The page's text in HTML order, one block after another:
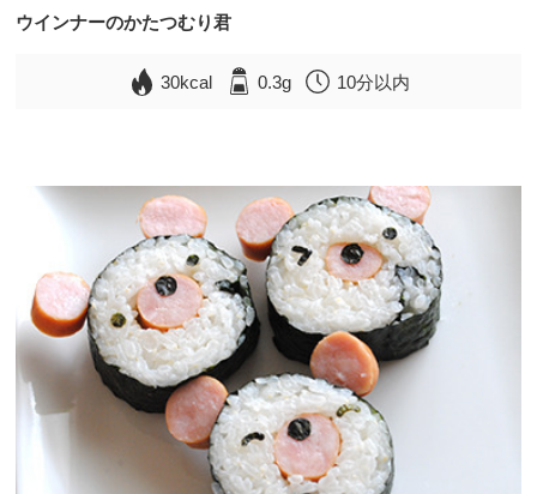
ウインナーのかたつむり君
30kcal 0.3g 10分以内